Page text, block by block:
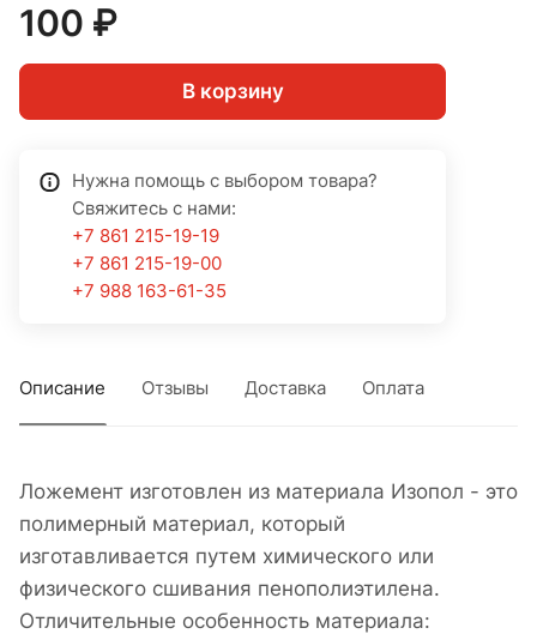
100 ₽
В корзину
Нужна помощь с выбором товара?
Свяжитесь с нами:
+7 861 215-19-19
+7 861 215-19-00
+7 988 163-61-35
Описание Отзывы Доставка Оплата
Ложемент изготовлен из материала Изопол - это
полимерный материал, который
изготавливается путем химического или
физического сшивания пенополиэтилена.
Отличительные особенность материала: